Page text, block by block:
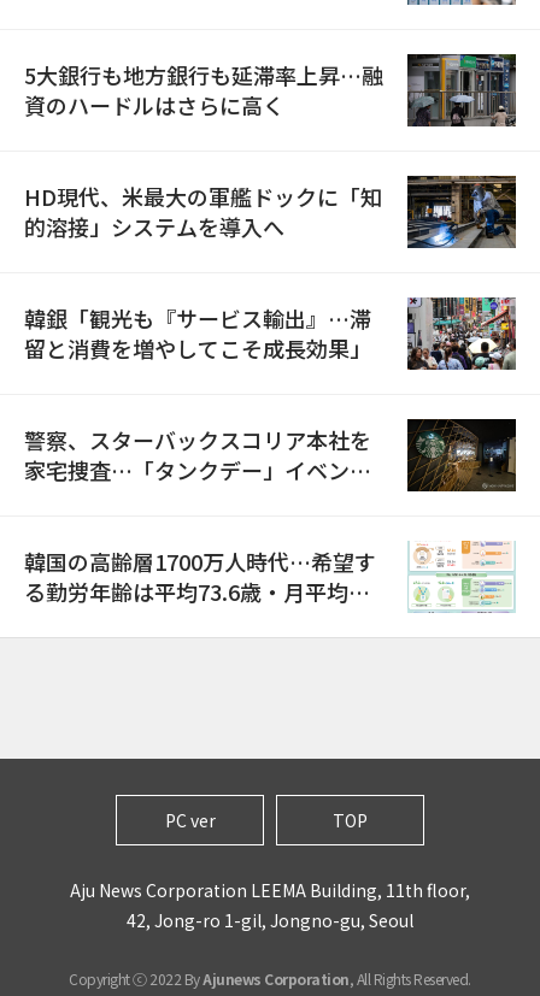
5大銀行も地方銀行も延滞率上昇…融
資のハードルはさらに高く
HD現代、米最大の軍艦ドックに「知
的溶接」システムを導入へ
韓銀「観光も『サービス輸出』…滞
留と消費を増やしてこそ成長効果」
警察、スターバックスコリア本社を
家宅捜査…「タンクデー」イベント
韓国の高齢層1700万人時代…希望す
る勤労年齢は平均73.6歳・月平均賃
PC ver TOP
Aju News Corporation LEEMA Building, 11th floor,
42, Jong-ro 1-gil, Jongno-gu, Seoul
Copyright ⓒ 2022 ByAjunews Corporation, All Rights Reserved.